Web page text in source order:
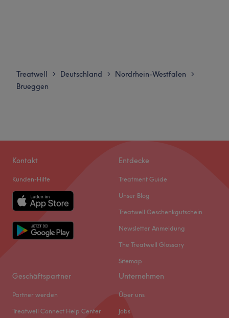
Treatwell > Deutschland > Nordrhein-Westfalen >
Brueggen
Kontakt
Kunden-Hilfe
Entdecke
Treatment Guide
Unser Blog
Treatwell Geschenkgutschein
Newsletter Anmeldung
The Treatwell Glossary
Sitemap
Geschäftspartner
Partner werden
Treatwell Connect Help Center
Unternehmen
Über uns
Jobs